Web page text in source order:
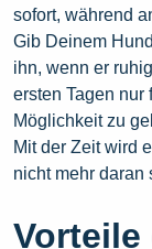
sofort, während
Gib Deinem Hund
ihn, wenn er
ersten Tagen nur
Möglichkeit zu
Mit der Zeit wird
nicht mehr daran